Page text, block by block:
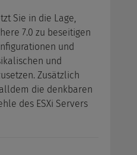
Sie in die Lage,
7.0 zu beseitigen
und
und
Zusätzlich
die denkbaren
des ESXi Servers